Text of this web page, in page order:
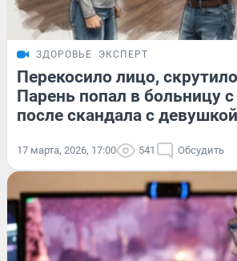
ЗДОРОВЬЕ ЭКСПЕРТ
Перекосило лицо,
Парень попал в больницу
после скандала с девушкой
17 марта, 2026, 17:00 541 Обсудить